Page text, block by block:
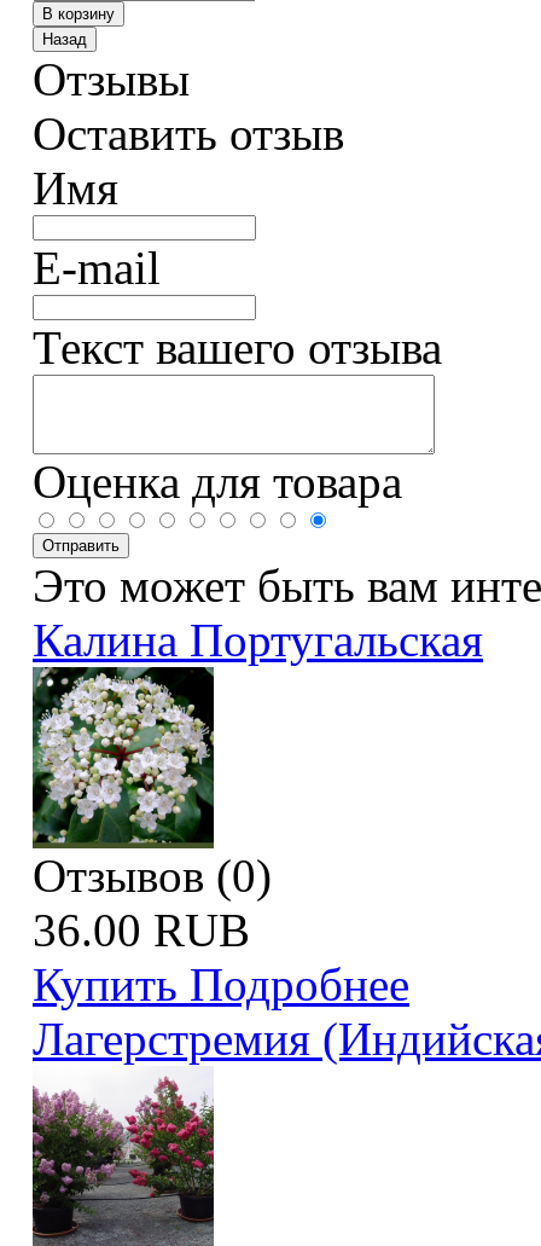
Отзывы
Оставить отзыв
Имя
E-mail
Текст вашего отзыва
Оценка для товара
Это может быть вам
Калина Португальская
Отзывов (0)
36.00 RUB
Купить Подробнее
Лагерстремия